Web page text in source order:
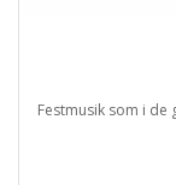
Festmusik som i de